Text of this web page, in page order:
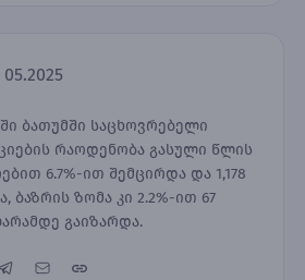
05.2025
ბათუმში საცხოვრებელი
რაოდენობა გასული წლის
6.7%-ით შემცირდა და 1,178
ბაზრის ზომა კი 2.2%-ით 67
გაიზარდა.